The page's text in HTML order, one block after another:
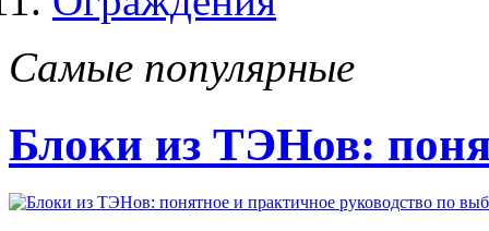
Самые популярные
Блоки из ТЭНов: